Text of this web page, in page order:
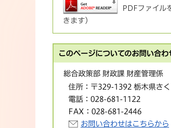
PDFファイル
きます）
このページについてのお問い合わ
総合政策部 財政課 財産管理係
住所： 〒329-1392 栃木県さ
電話： 028-681-1122
FAX： 028-681-2446
お問い合わせはこちらから